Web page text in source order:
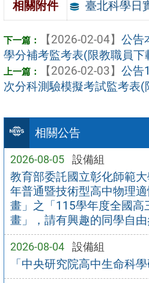
相關公告
2026-08-05 設備組
教育部委託國立彰化師範
年普通暨技術型高中物理
畫」之「115學年度全國高
畫」，請有興趣的同學自由
2026-08-04 設備組
「中央研究院高中生命科
相關附件 臺北科學日
【2026-02-04】 公告
學分補考監考表(限教職員下
【2026-02-03】 公告
次分科測驗模擬考試監考表(